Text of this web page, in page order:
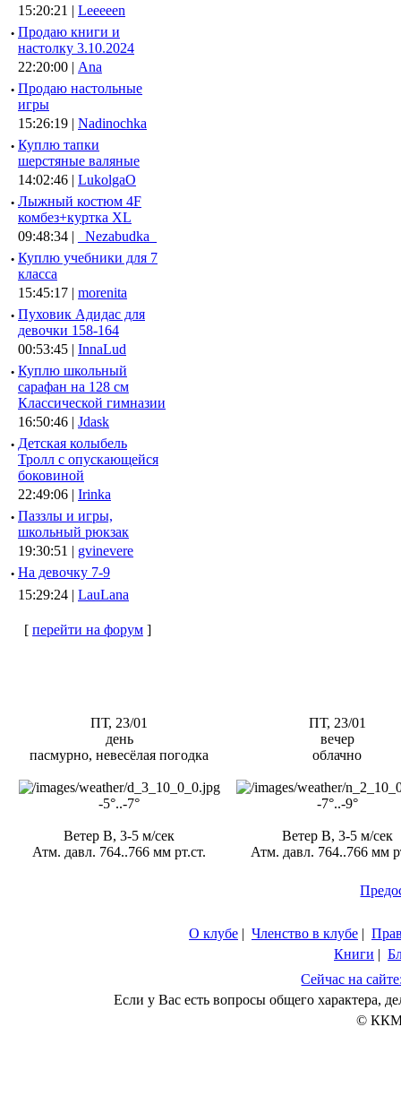
15:20:21 | Leeeeen
· Продаю книги и
настолку 3.10.2024
22:20:00 | Ana
· Продаю настольные
игры
15:26:19 | Nadinochka
· Куплю тапки
шерстяные валяные
14:02:46 | LukolgaO
· Лыжный костюм 4F
комбез+куртка XL
09:48:34 |
_Nezabudka_
· Куплю учебники для 7
класса
15:45:17 | morenita
· Пуховик Адидас для
девочки 158-164
00:53:45 | InnaLud
· Куплю школьный
сарафан на 128 см
Классической гимназии
16:50:46 | Jdask
· Детская колыбель
Тролл с опускающейся
боковиной
22:49:06 | Irinka
· Паззлы и игры,
школьный рюкзак
19:30:51 | gvinevere
· Hа девочку 7-9
15:29:24 | LauLana
[ перейти на форум ]
ПТ, 23/01
день
пасмурно, невесёлая погодка
-5°..-7°
Ветер В, 3-5 м/сек
Атм. давл. 764..766 мм рт.ст.
ПТ, 23/01
вечер
облачно
-7°..-9°
Ветер В, 3-5 м/сек
Атм. давл. 764..766 мм
О клубе | Членство в клубе |
Книги |
Сейчас на
Если у Вас есть вопросы общего характера,
© ККМ